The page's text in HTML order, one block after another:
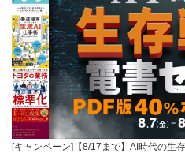
[キャンペーン]【8/17まで】AI時代の生